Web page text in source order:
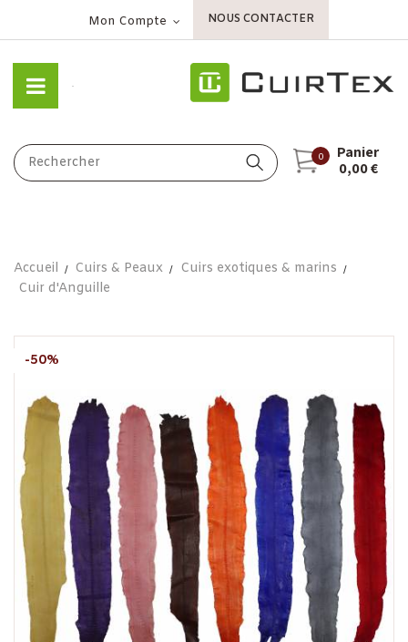
Mon Compte NOUS CONTACTER
0
Panier
0,00 €
Accueil Cuirs & Peaux
Cuirs exotiques & marins
Cuir d'Anguille
-50%